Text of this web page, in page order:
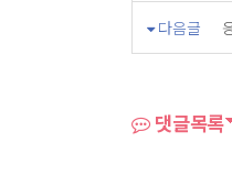
다음글
댓글목록